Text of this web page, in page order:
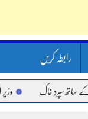
رابطہ کریں
خاک وزیر اعظم